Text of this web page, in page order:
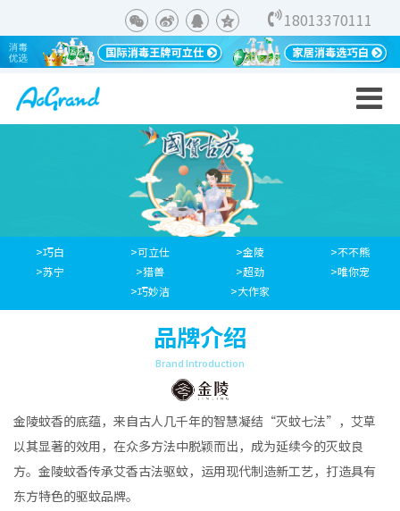
18013370111
>巧白 >可立仕 >金陵
>不不熊
>苏宁
>猎兽 >超劲
>唯你宠
>巧妙洁
>大作家
品牌介绍
Brand Introduction
金陵蚊香的底蕴，来自古人几千年的智慧凝结“灭蚊七法”，艾草
以其显著的效用，在众多方法中脱颖而出，成为延续今的灭蚊良
方。金陵蚊香传承艾香古法驱蚊，运用现代制造新工艺，打造具有
东方特色的驱蚊品牌。